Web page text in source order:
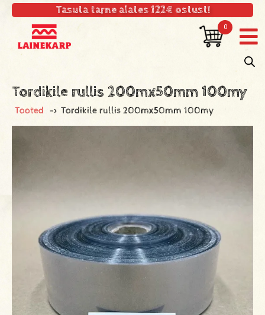
Tasuta tarne alates 122€ ostust!
0
Tordikile rullis 200mx50mm 100my
Tooted -> Tordikile rullis 200mx50mm 100my